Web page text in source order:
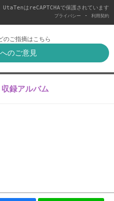
UtaTenはreCAPTCHAで保護されています
プライバシー - 利用契約
のご指摘はこちら
のご意見
収録アルバム